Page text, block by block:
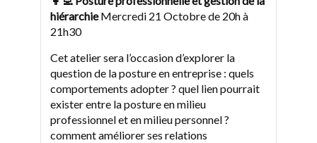
hiérarchieMercredi 21 Octobre de 20h à
21h30
Cet atelier sera l’occasion d’explorer la
question de la posture en entreprise : quels
comportements adopter ? quel lien pourrait
exister entre la posture en milieu
professionnel et en milieu personnel ?
comment améliorer ses relations